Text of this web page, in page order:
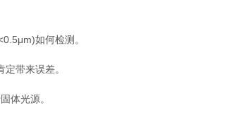
如何检测。
带来误差。
体光源。